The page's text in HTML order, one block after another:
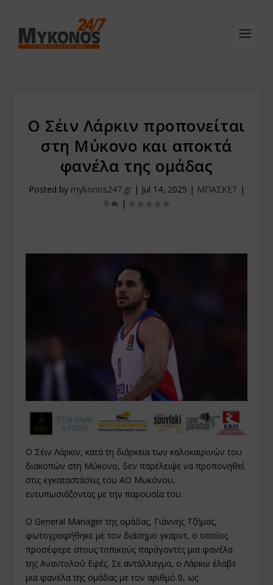
Ο Σέιν Λάρκιν προπονείται
στη Μύκονο και αποκτά
φανέλα της ομάδας
Posted by mykonos247.gr| Jul 14, 2025 | ΜΠΑΣΚΕΤ |
0
|
Ο Σέιν Λάρκιν, κατά τη διάρκεια των καλοκαιρινών του
διακοπών στη Μύκονο, δεν παρέλειψε να προπονηθεί
στις εγκαταστάσεις του ΑΟ Μυκόνου,
εντυπωσιάζοντας με την παρουσία του.
Ο General Manager της ομάδας, Γιάννης Τζήμας,
φωτογραφήθηκε με τον διάσημο γκαρντ, ο οποίος
προσέφερε στους τοπικούς παράγοντες μια φανέλα
της Αναντολού Εφές. Σε αντάλλαγμα, ο Λάρκιν έλαβε
μια φανέλα της ομάδας με τον αριθμό 0, ως